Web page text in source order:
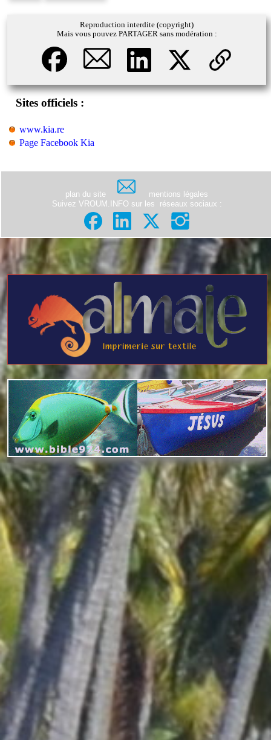
Reproduction interdite (copyright)
Mais vous pouvez PARTAGER sans modération :
Sites officiels :
www.kia.re
Page Facebook Kia
plan du site
mentions légales
Suivez VROUM.INFO sur les
réseaux sociaux :